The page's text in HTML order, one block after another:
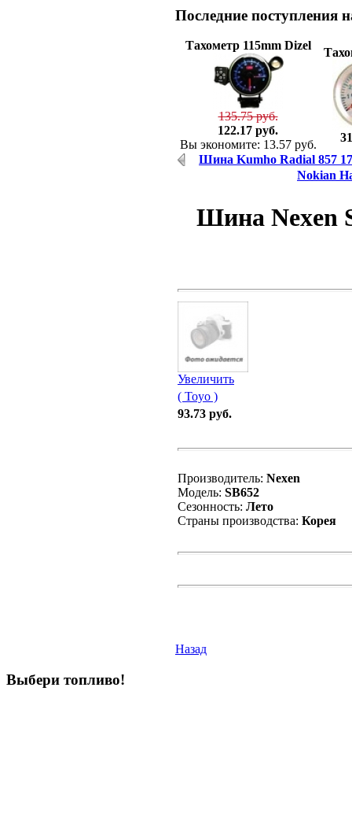
Последние поступления
Тахометр 115mm Dizel
135.75 руб.
122.17 руб.
Вы экономите: 13.57 руб.
Шина Kumho Radial 857
Nokian
Шина Nexen
Увеличить
( Toyo )
93.73 руб.
Производитель: Nexen
Модель: SB652
Сезонность: Лето
Страны производства: Корея
Назад
Выбери топливо!